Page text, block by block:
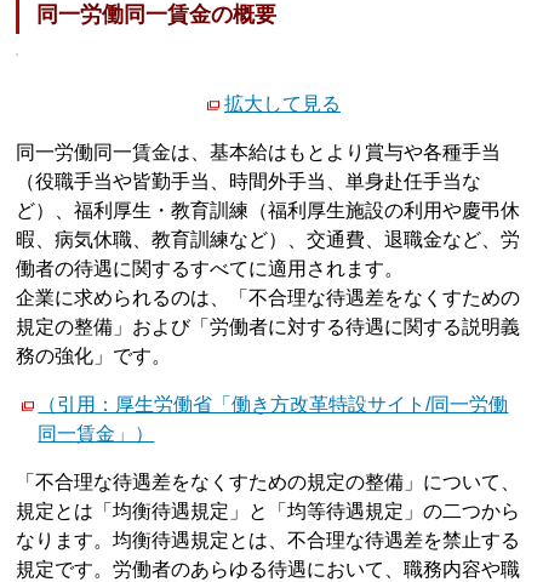
同一労働同一賃金の概要
拡大して見る
同一労働同一賃金は、基本給はもとより賞与や各種手当
（役職手当や皆勤手当、時間外手当、単身赴任手当な
ど）、福利厚生・教育訓練（福利厚生施設の利用や慶弔休
暇、病気休職、教育訓練など）、交通費、退職金など、労
働者の待遇に関するすべてに適用されます。
企業に求められるのは、「不合理な待遇差をなくすための
規定の整備」および「労働者に対する待遇に関する説明義
務の強化」です。
（引用：厚生労働省「働き方改革特設サイト/同一労働
同一賃金」）
「不合理な待遇差をなくすための規定の整備」について、
規定とは「均衡待遇規定」と「均等待遇規定」の二つから
なります。均衡待遇規定とは、不合理な待遇差を禁止する
規定です。労働者のあらゆる待遇において、職務内容や職